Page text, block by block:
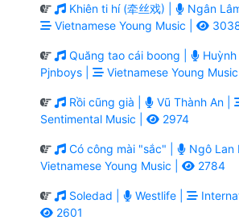
Khiên ti hí (牵丝戏) |
Ngân
Vietnamese Young Music |
Quăng tao cái boong |
Pjnboys |
Vietnamese Young Music
Rồi cũng già | Vũ Thành An |
Sentimental Music |
2974
Có công mài "sắc" |
Ngô Lan
Vietnamese Young Music |
2784
Soledad | Westlife |
2601